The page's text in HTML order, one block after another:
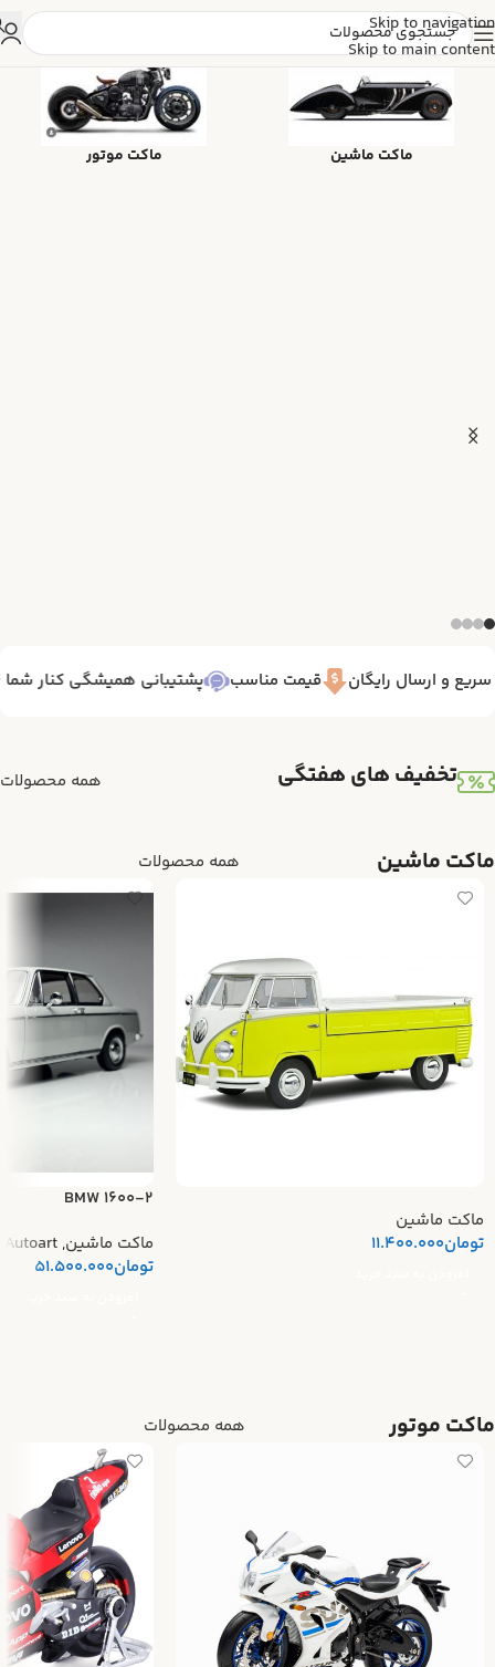
Skip to navigation
Skip to main content
ماکت ماشین ماکت موتور
پشتیبانی همیشگی کنار شما 7/24 قیمت مناسب و ارسال رایگان
تخفیف های هفتگی همه محصولات
ماکت ماشین همه محصولات
ماکت ماشین
تومان11.400.000
BMW 1600-2
ماکت ماشین,
Autoart
تومان51.500.000
ماکت موتور همه محصولات